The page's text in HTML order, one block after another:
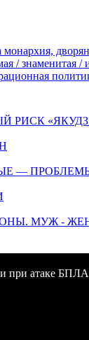
монархия,
/ знаменитая /
РИСК
—
МУЖ -
при атаке